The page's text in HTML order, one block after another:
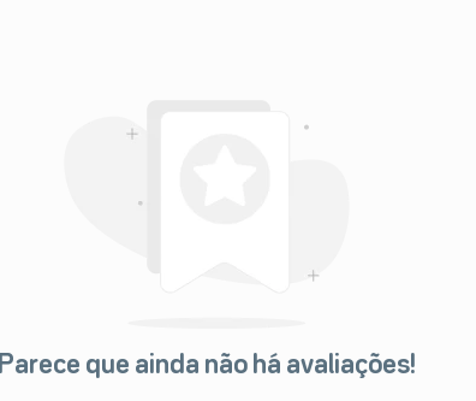
Parece que ainda não há avaliações!